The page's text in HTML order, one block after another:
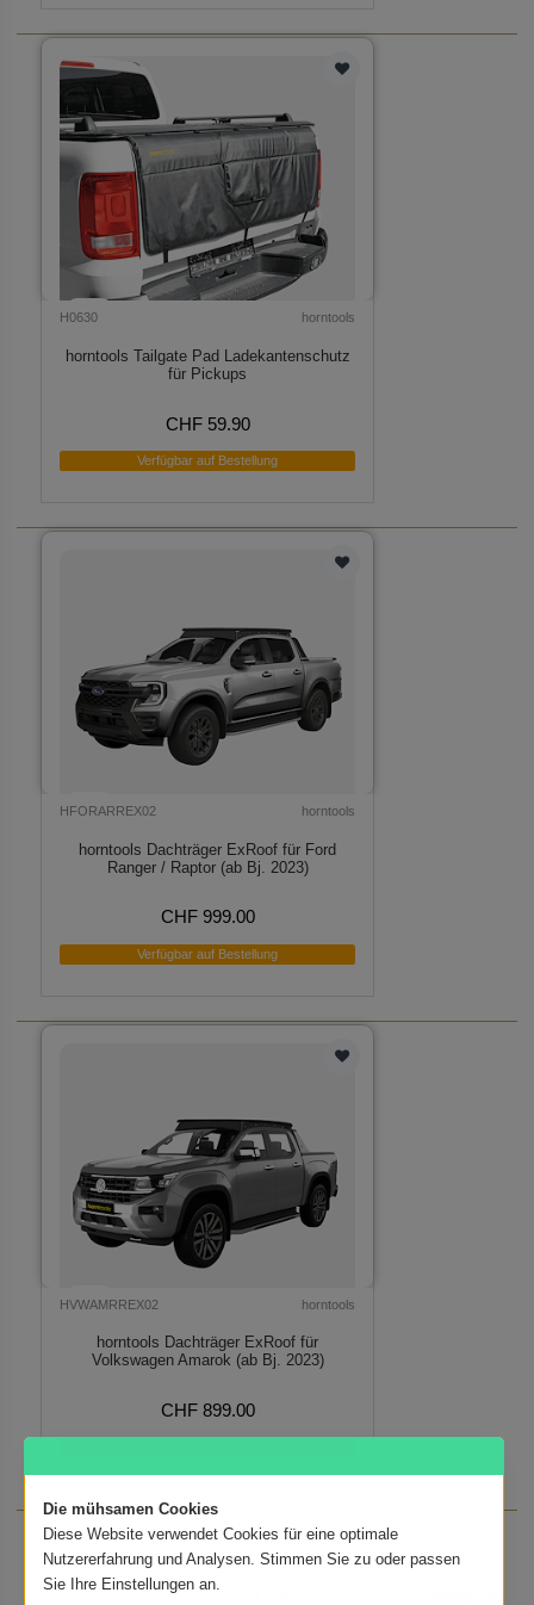
H0630 horntools
horntools Tailgate Pad Ladekantenschutz
für Pickups
CHF 59.90
Verfügbar auf Bestellung
HFORARREX02 horntools
horntools Dachträger ExRoof für Ford
Ranger / Raptor (ab Bj. 2023)
CHF 999.00
Verfügbar auf Bestellung
HVWAMRREX02 horntools
horntools Dachträger ExRoof für
Volkswagen Amarok (ab Bj. 2023)
CHF 899.00
Zeige Produkte 1 bis 30 von 81 (3 Seiten)
Die mühsamen Cookies
Diese Website verwendet Cookies für eine optimale
Nutzererfahrung und Analysen. Stimmen Sie zu oder passen
Sie Ihre Einstellungen an.